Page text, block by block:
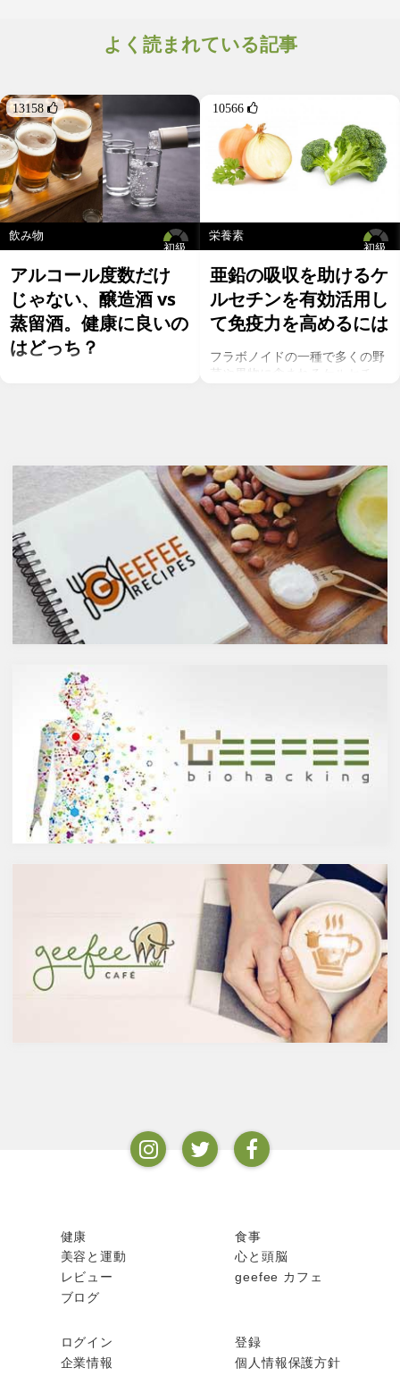
よく読まれている記事
13158 
初級
飲み物
アルコール度数だけ
じゃない、醸造酒 vs
蒸留酒。健康に良いの
はどっち？
やウォッカ等の蒸留酒は、度数
も高いため健康に悪そうなイ
メージで、ワインや日本酒など
は何となくナチュラルな感じで
アルコール度数も低いのでそう
悪くもなさそうなイメージです
が、実際のところどうなので
しょうか？今回は、大きく分け
て2種類あるお酒の製造方法
（醸造酒と蒸留酒）の違いに
よって健康に対してどのような
ていきます。
醸造酒と蒸留酒の違いとは？
主にお酒は製造方法によって醸
造酒と蒸留酒の2つと、香料や
糖分、果実などを加えた混成酒
に分けられます。醸造酒は、果
実や穀物のような糖分を含んだ
原料を酵母によりアルコール発
酵させて造られたもの。蒸留酒
は、この発酵された醸造酒をさ
らに蒸留して作られたものでス
で、蒸留酒は一般的には40度～
50度、最大で90度台のアルコー
ルとなります。以下が主なお酒
の醸造酒と蒸留酒の分類です。
10566 
初級
栄養素
亜鉛の吸収を助けるケ
ルセチンを有効活用し
て免疫力を高めるには
フラボノイドの一種で多くの野
菜や果物に含まれるケルセチ
まれるケルセチンが、血中コレ
ステロールを値を抑え心臓病の
リスクを軽減するということを
お伝えしましたが、ケルセチン
には抗菌抗ウィルス作用があり
ウイルスとの闘いを促進する可
能性があると言われています。
また、免疫力の維持に重要な働
きを持つ亜鉛との相乗効果もあ
ると考えられています。今回
は、このケルセチンの健康効果
ない植物化合物であるケルセチ
ンは、ブドウやリンゴなどの果
物や、ブロッコリやトマト、タ
マネギなどの野菜、お蕎麦にも
免疫力を向上させる亜鉛の吸収
を助けるケルセチン
免疫力を保つことは、コロナウ
イルスの対策に限らず風邪やイ
ンフルエンザなど、さまざまな
疾患に対して人の体に有益な効
果を与えます。その免疫システ
ムを維持するのに重要な働きを
するのが亜鉛。
健康
食事
美容と運動
心と頭脳
レビュー
geefee カフェ
ブログ
ログイン
登録
企業情報
個人情報保護方針